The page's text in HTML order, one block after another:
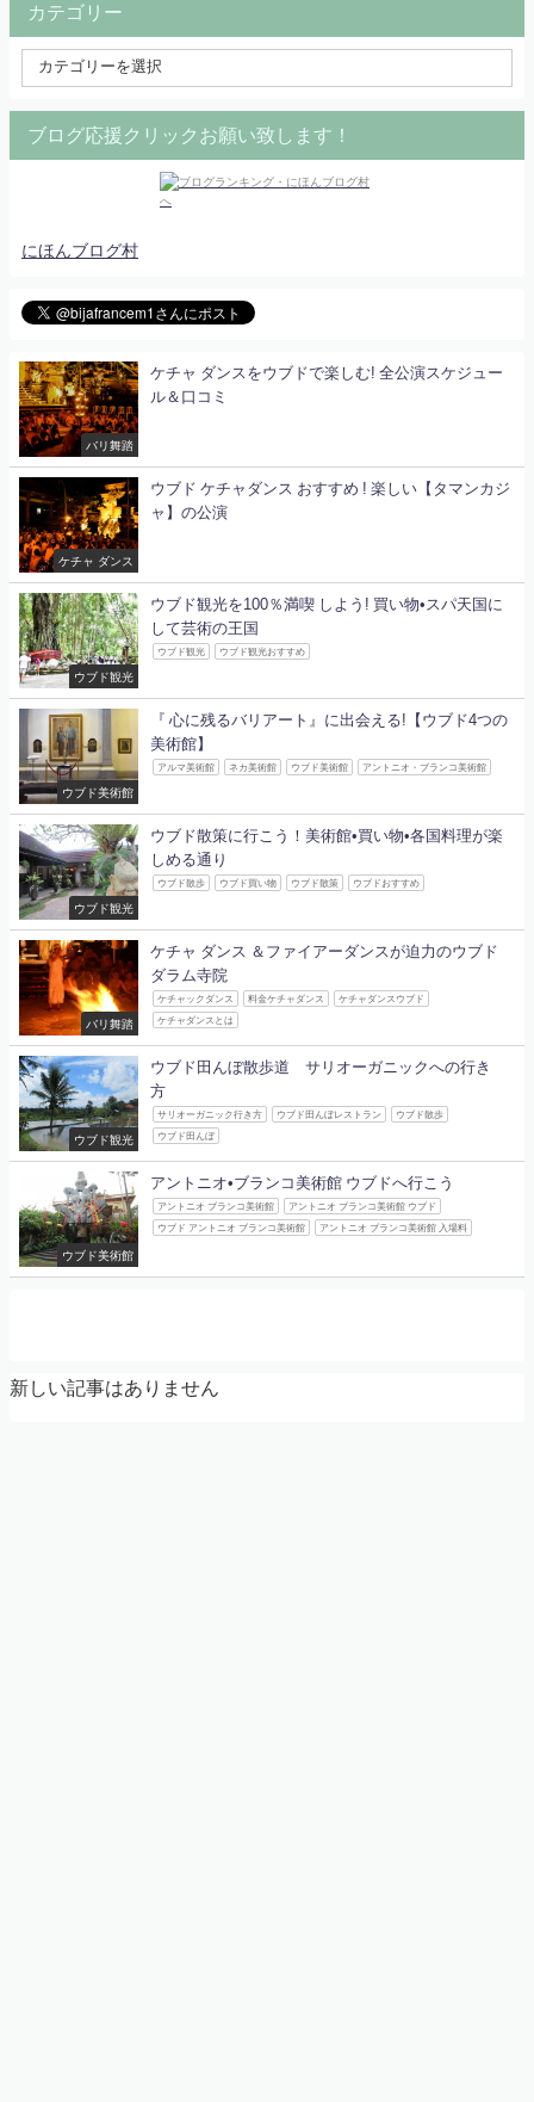
カテゴリー
ブログ応援クリックお願い致します！
にほんブログ村
バリ舞踏
ケチャ ダンスをウブドで楽しむ! 全公演スケジュー
ル＆口コミ
ケチャ ダンス
ウブド ケチャダンス おすすめ ! 楽しい【タマンカジ
ャ】の公演
ウブド観光
ウブド観光を100％満喫 しよう! 買い物•スパ天国に
して芸術の王国
ウブド観光 ウブド観光おすすめ
ウブド美術館
『 心に残るバリアート』に出会える!【ウブド4つの
美術館】
アルマ美術館 ネカ美術館 ウブド美術館 アントニオ・ブランコ美術館
ウブド観光
ウブド散策に行こう！美術館•買い物•各国料理が楽
しめる通り
ウブド散歩 ウブド買い物 ウブド散策 ウブドおすすめ
バリ舞踏
ケチャ ダンス ＆ファイアーダンスが迫力のウブド
ダラム寺院
ケチャックダンス 料金ケチャダンス ケチャダンスウブド
ケチャダンスとは
ウブド観光
ウブド田んぼ散歩道 サリオーガニックへの行き
方
サリオーガニック行き方 ウブド田んぼレストラン ウブド散歩
ウブド田んぼ
ウブド美術館
アントニオ•ブランコ美術館 ウブドへ行こう
アントニオ ブランコ美術館 アントニオ ブランコ美術館 ウブド
ウブド アントニオ ブランコ美術館 アントニオ ブランコ美術館 入場料
新しい記事はありません